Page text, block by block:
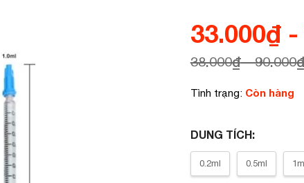
33.000₫-
38.000₫- 90.000
Tình trạng: Còn hàng
DUNG TÍCH:
0.2ml 0.5ml